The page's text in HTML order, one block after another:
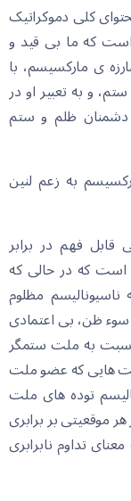
کلی دموکراتیک
که ما بی قید و
ی مارکسیسم، با
و به تعبیر او در
دشمنان ظلم و ستم
به زعم لنین
فهم در برابر
که در حالی که
مظلوم
ظن، بی اعتمادی
به ملت ستمگر
هایی که عضو ملت
توده های ملت
هر موقعیتی بر برابری
تداوم نابرابری